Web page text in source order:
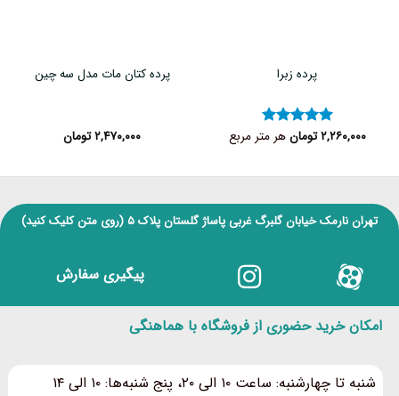
پرده زبرا
نمره۵از
۲,۲۶۰,۰۰۰ تومانهر متر مربع
پرده کتان مات مدل سه چین
۲,۴۷۰,۰۰۰تومان
تهران نارمک خیابان گلبرگ غربی پاساژ گلستان پلاک ۵ (روی متن کلیک کنید)
پیگیری سفارش
امکان خرید حضوری از فروشگاه با هماهنگی
شنبه تا چهارشنبه: ساعت ۱۰ الی ۲۰، پنج شنبه‌ها: ۱۰ الی ۱۴